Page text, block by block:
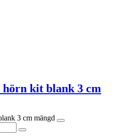
kit blank 3 cm
3 cm mängd